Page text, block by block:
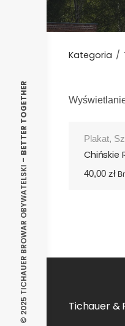
© 2025 TICHAUER BROWAR OBYWATELSKI –
BETTER TOGETHER
Kategoria /
Plakat,
Chińskie
40,00 zł
Tichauer &